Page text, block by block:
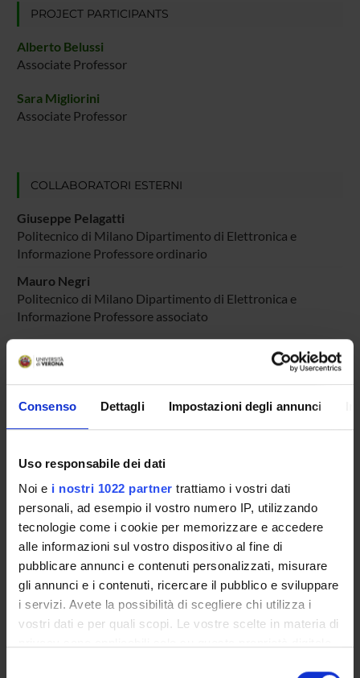
Consenso Dettagli Impostazioni degli annunci
Uso responsabile dei dati
Noi e i nostri 1022 partner trattiamo i vostri dati
personali, ad esempio il vostro numero IP, utilizzando
tecnologie come i cookie per memorizzare e accedere
alle informazioni sul vostro dispositivo al fine di
pubblicare annunci e contenuti personalizzati, misurare
gli annunci e i contenuti, ricercare il pubblico e sviluppare
i servizi. Avete la possibilità di scegliere chi utilizza i
vostri dati e per quali scopi. Le vostre scelte in materia di
PROJECT PARTICIPANTS
Alberto Belussi
Associate Professor
Sara Migliorini
Associate Professor
COLLABORATORI ESTERNI
Giuseppe Pelagatti
Politecnico di Milano Dipartimento di Elettronica e
Informazione Professore ordinario
Mauro Negri
Politecnico di Milano Dipartimento di Elettronica e
Informazione Professore associato
Politecnico di Milano Dipartimento di Elettronica e
Informazione Assegnista
Paolo Visentini
Politecnico di Milano Dipartimento di Elettronica e
RESEARCH AREAS INVOLVED IN THE PROJECT
Sistemi informativi ed analisi dei dati
Information systems applications
PUBLICATIONS
TITLE